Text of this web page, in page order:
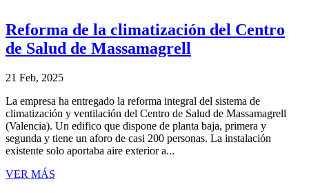
Reforma de la climatización del Centro
de Salud de Massamagrell
21 Feb, 2025
La empresa ha entregado la reforma integral del sistema de
climatización y ventilación del Centro de Salud de Massamagrell
(Valencia). Un edifico que dispone de planta baja, primera y
segunda y tiene un aforo de casi 200 personas. La instalación
existente solo aportaba aire exterior a...
VER MÁS